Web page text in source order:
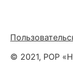
© 2021, РОР